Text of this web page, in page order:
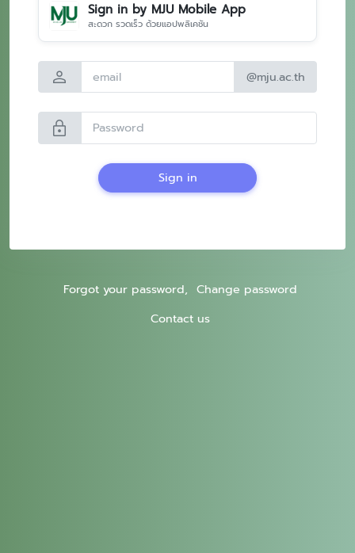
Sign in by MJU Mobile App
สะดวก รวดเร็ว ด้วยแอปพลิเคชัน
person @mju.ac.th
lock
Sign in
Forgot your password, Change password
Contact us